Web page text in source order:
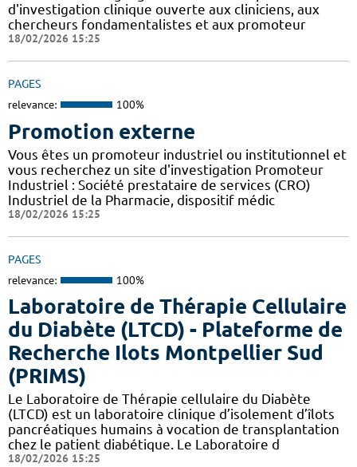
d'investigation clinique ouverte aux cliniciens, aux
chercheurs fondamentalistes et aux promoteur
18/02/2026 15:25
PAGES
relevance: 100%
Promotion externe
Vous êtes un promoteur industriel ou institutionnel et
vous recherchez un site d'investigation Promoteur
Industriel : Société prestataire de services (CRO)
Industriel de la Pharmacie, dispositif médic
18/02/2026 15:25
PAGES
relevance: 100%
Laboratoire de Thérapie Cellulaire
du Diabète (LTCD) - Plateforme de
Recherche Ilots Montpellier Sud
(PRIMS)
Le Laboratoire de Thérapie cellulaire du Diabète
(LTCD) est un laboratoire clinique d’isolement d’îlots
pancréatiques humains à vocation de transplantation
chez le patient diabétique. Le Laboratoire d
18/02/2026 15:25